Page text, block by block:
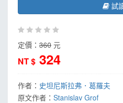
試
定價： 360 元
NT $ 324
作者： 史坦尼斯拉弗．葛羅夫
原文作者： Stanislav Grof